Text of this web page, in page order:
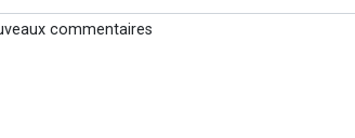
commentaires